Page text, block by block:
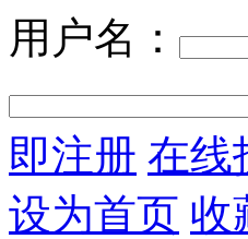
用户名：
即注册 在线
设为首页 收